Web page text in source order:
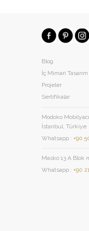
Blog
İç Mimari Tasarım
Projeler
Sertifikalar
Modoko
İstanbul, Türkiye
Whatsapp : +90
Masko 13 A Blok
Whatsapp : +90